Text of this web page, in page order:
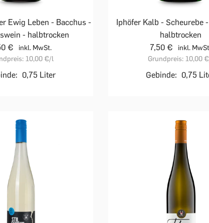
Ewig Leben - Bacchus -
- halbtrocken
€
inkl. MwSt.
10,00 €/l
0,75 Liter
Iphöfer Kalb - Scheurebe
halbtrocken
7,50 €
inkl.
Grundpreis: 10,00 €
Gebinde: 0,75